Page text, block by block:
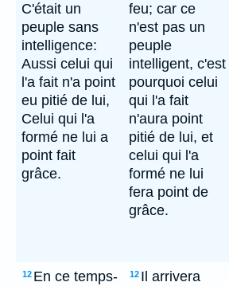
C'était un
peuple sans
intelligence:
Aussi celui qui
l'a fait n'a point
eu pitié de lui,
Celui qui l'a
formé ne lui a
point fait
grâce.
feu; car ce
n'est pas un
peuple
intelligent, c'est
pourquoi celui
qui l'a fait
n'aura point
pitié de lui, et
celui qui l'a
formé ne lui
fera point de
grâce.
12 En ce temps-
12 Il arrivera